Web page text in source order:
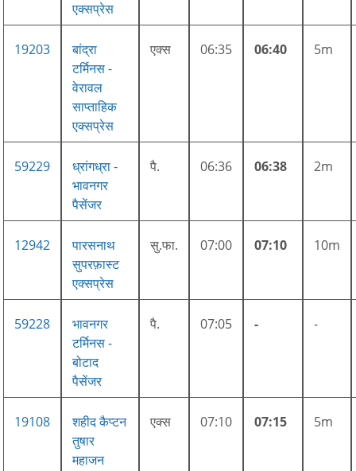
एक्सप्रेस
19203
बांद्रा
टर्मिनस -
वेरावल
साप्ताहिक
एक्सप्रेस
एक्स 06:35 06:40 5m
59229
ध्रांगध्रा -
भावनगर
पैसेंजर
पै. 06:36 06:38 2m
12942
पारसनाथ
सुपरफ़ास्ट
एक्सप्रेस
सु.फा. 07:00 07:10 10m
59228
भावनगर
टर्मिनस -
बोटाद
पैसेंजर
पै. 07:05 - -
19108
शहीद कैप्टन
तुषार
महाजन
एक्स 07:10 07:15 5m